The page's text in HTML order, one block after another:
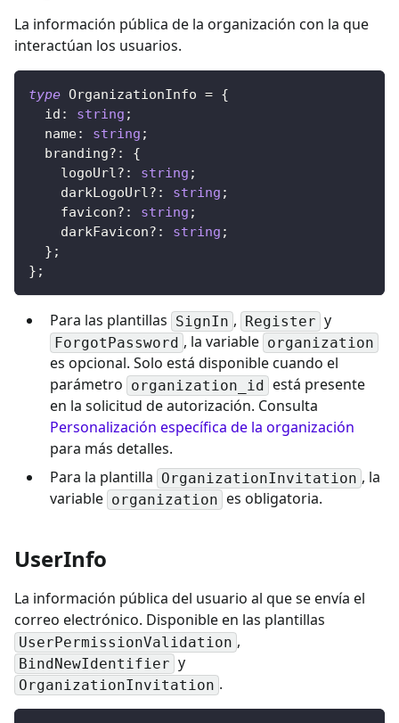
La información pública de la organización con la que
interactúan los usuarios.
type OrganizationInfo = {
  id
: string ;
  name
: string ;
  branding
? :
{
    logoUrl
? : string ;
    darkLogoUrl
? : string ;
    favicon
? : string ;
    darkFavicon
? : string ;
} ;
} ;
Para las plantillas SignIn , Register y
ForgotPassword , la variable organization
es opcional. Solo está disponible cuando el
parámetro organization_id está presente
en la solicitud de autorización. Consulta
Personalización específica de la organización
para más detalles.
Para la plantilla OrganizationInvitation , la
variable organization es obligatoria.
UserInfo
La información pública del usuario al que se envía el
correo electrónico. Disponible en las plantillas
UserPermissionValidation ,
BindNewIdentifier y
OrganizationInvitation .